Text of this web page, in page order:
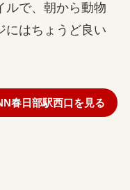
ルで、朝から動物
にはちょうど良い
春日部駅西口を見る